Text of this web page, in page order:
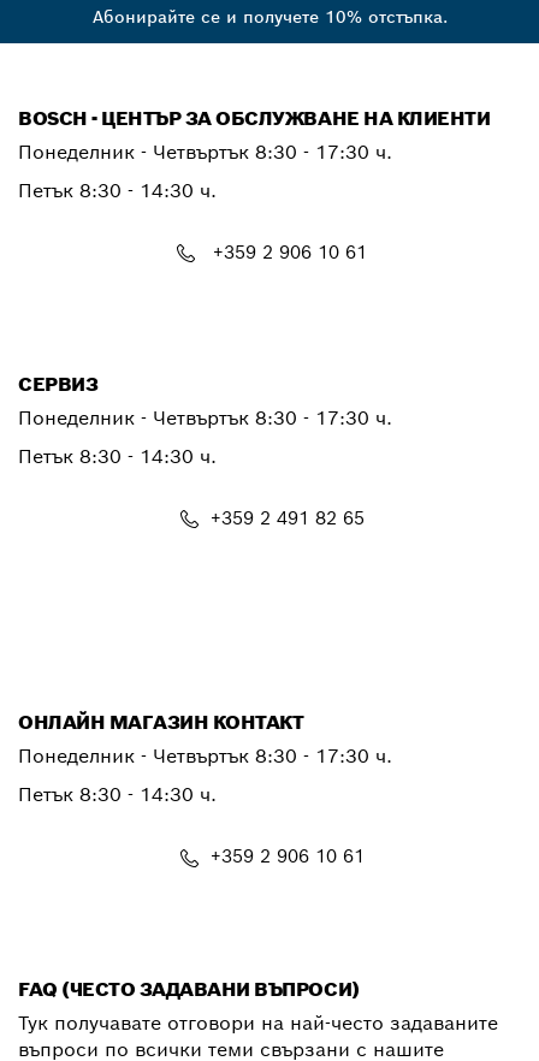
Абонирайте се и получете 10% отстъпка.
BOSCH - ЦЕНТЪР ЗА ОБСЛУЖВАНЕ НА КЛИЕНТИ
Понеделник - Четвъртък 8:30 - 17:30 ч.
Петък 8:30 - 14:30 ч.
+359 2 906 10 61
СЕРВИЗ
Понеделник - Четвъртък 8:30 - 17:30 ч.
Петък 8:30 - 14:30 ч.
+359 2 491 82 65
ОНЛАЙН МАГАЗИН КОНТАКТ
Понеделник - Четвъртък 8:30 - 17:30 ч.
Петък 8:30 - 14:30 ч.
+359 2 906 10 61
FAQ (ЧЕСТО ЗАДАВАНИ ВЪПРОСИ)
Тук получавате отговори на най-често задаваните
въпроси по всички теми свързани с нашите